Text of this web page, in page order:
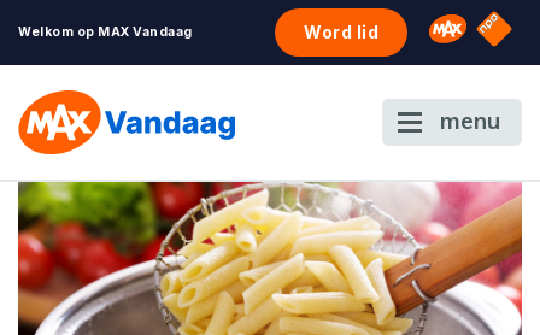
Welkom op MAX Vandaag Word lid Omroep
NPO
menu